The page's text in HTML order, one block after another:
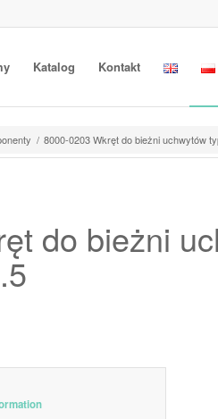
Katalog Kontakt
/ 8000-0203 Wkręt do bieżni uchwytów
do bieżni